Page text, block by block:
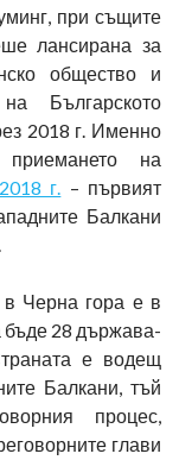
при същите
лансирана за
общество и
Българското
2018 г. Именно
на
г.
– първият
Балкани
Черна гора е в
бъде 28 държава-
е водещ
Балкани, тъй
процес,
глави